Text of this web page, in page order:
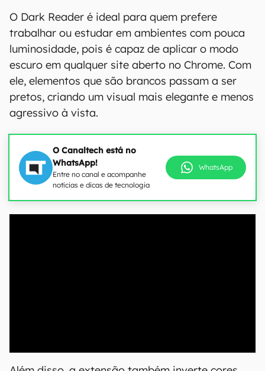
O Dark Reader é ideal para quem prefere
trabalhar ou estudar em ambientes com pouca
luminosidade, pois é capaz de aplicar o modo
escuro em qualquer site aberto no Chrome. Com
ele, elementos que são brancos passam a ser
pretos, criando um visual mais elegante e menos
agressivo à vista.
O Canaltech está no
WhatsApp!
Entre no canal e acompanhe
notícias e dicas de tecnologia
WhatsApp